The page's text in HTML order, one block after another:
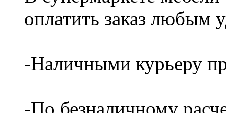
оплатить заказ любым
-Наличными курьеру